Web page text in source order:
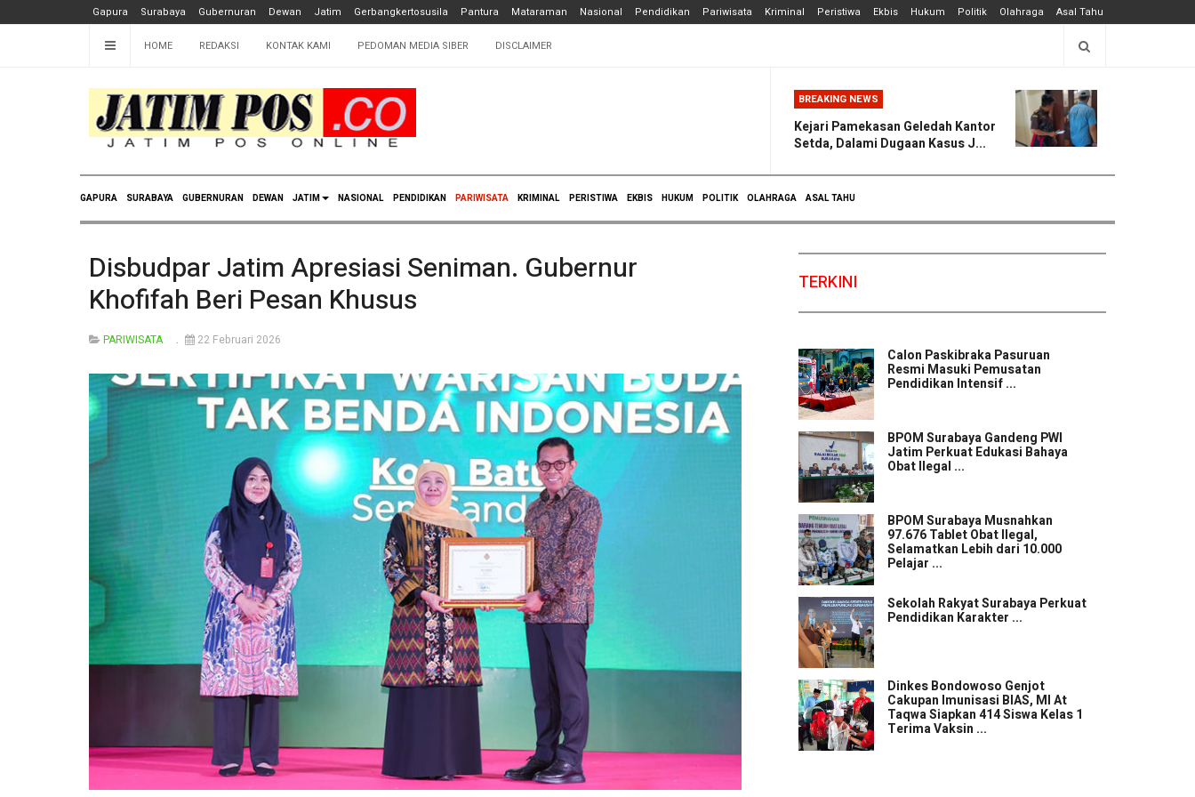
Gapura Surabaya Gubernuran Dewan Jatim Gerbangkertosusila Pantura Mataraman Nasional Pendidikan Pariwisata Kriminal Peristiwa Ekbis Hukum Politik Olahraga Asal Tahu
HOME REDAKSI KONTAK KAMI PEDOMAN MEDIA SIBER DISCLAIMER
BREAKING NEWS
Kejari Pamekasan Geledah Kantor
Setda, Dalami Dugaan Kasus J...
GAPURA SURABAYA GUBERNURAN DEWAN JATIM NASIONAL PENDIDIKAN PARIWISATA KRIMINAL PERISTIWA EKBIS HUKUM POLITIK OLAHRAGA ASAL TAHU
Disbudpar Jatim Apresiasi Seniman. Gubernur
Khofifah Beri Pesan Khusus
PARIWISATA 22 Februari 2026
TERKINI
Calon Paskibraka Pasuruan
Resmi Masuki Pemusatan
Pendidikan Intensif ...
BPOM Surabaya Gandeng PWI
Jatim Perkuat Edukasi Bahaya
Obat Ilegal ...
BPOM Surabaya Musnahkan
97.676 Tablet Obat Ilegal,
Selamatkan Lebih dari 10.000
Pelajar ...
Sekolah Rakyat Surabaya Perkuat
Pendidikan Karakter ...
Dinkes Bondowoso Genjot
Cakupan Imunisasi BIAS, MI At
Taqwa Siapkan 414 Siswa Kelas 1
Terima Vaksin ...